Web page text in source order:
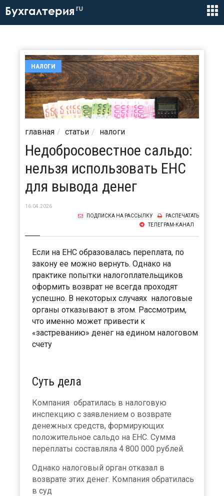
Бухгалтерия ru
НАЛОГИ
главная статьи налоги
Недобросовестное сальдо:
нельзя использовать ЕНС
для вывода денег
16.04.2026
РАСПЕЧАТАТЬ
ПОДПИСКА НА РАССЫЛКУ
ТЕЛЕГРАМ-КАНАЛ
Если на ЕНС образовалась переплата, по
закону ее можно вернуть. Однако на
практике попытки налогоплательщиков
оформить возврат не всегда проходят
успешно. В некоторых случаях налоговые
органы отказывают в этом. Рассмотрим,
что именно может привести к
«застреванию» денег на едином налоговом
счету
Суть дела
Компания обратилась в налоговую
инспекцию с заявлением о возврате
денежных средств, формирующих
положительное сальдо на ЕНС. Сумма
переплаты составляла 4 800 000 рублей.
Однако налоговый орган отказал в
возврате этих денег. Компания обратилась
в суд